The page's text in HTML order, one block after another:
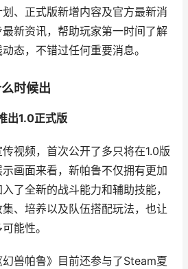
、正式版新增内容及官方最新消
新资讯，帮助玩家第一时间了解
态，不错过任何重要消息。
时候出
出1.0正式版
视频，首次公开了多只将在1.0版
画面来看，新帕鲁不仅拥有更加
了全新的战斗能力和辅助技能，
、培养以及队伍搭配玩法，也让
能性。
兽帕鲁》目前还参与了Steam夏